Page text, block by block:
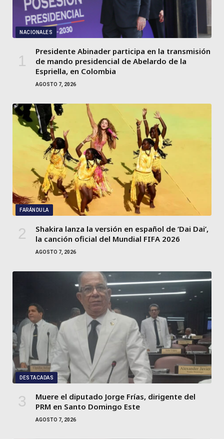
NACIONALES
Presidente Abinader participa en la transmisión
de mando presidencial de Abelardo de la
Espriella, en Colombia
AGOSTO 7, 2026
FARÁNDULA
Shakira lanza la versión en español de ‘Dai Dai’,
la canción oficial del Mundial FIFA 2026
AGOSTO 7, 2026
DESTACADAS
Muere el diputado Jorge Frías, dirigente del
PRM en Santo Domingo Este
AGOSTO 7, 2026